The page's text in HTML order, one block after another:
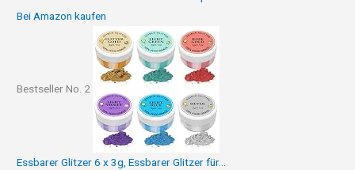
Bei Amazon kaufen
Bestseller No. 2
Essbarer Glitzer 6 x 3g, Essbarer Glitzer für...